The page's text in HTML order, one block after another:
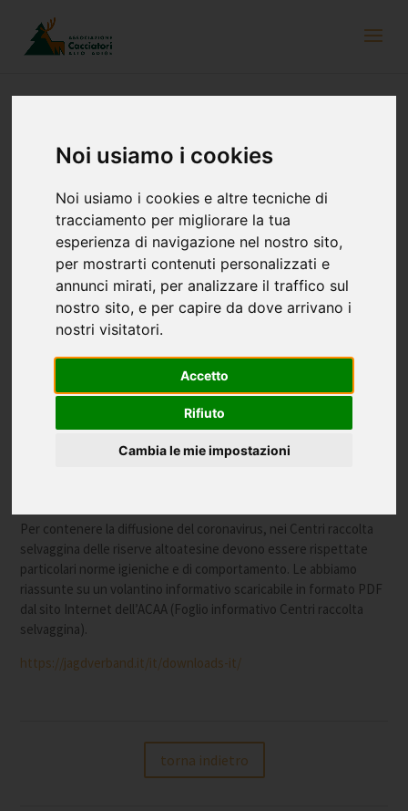
Noi usiamo i cookies
Noi usiamo i cookies e altre tecniche di
tracciamento per migliorare la tua
esperienza di navigazione nel nostro sito,
per mostrarti contenuti personalizzati e
annunci mirati, per analizzare il traffico sul
nostro sito, e per capire da dove arrivano i
nostri visitatori.
Accetto
Rifiuto
Cambia le mie impostazioni
Raccomandazioni per i Centri raccolta
8 maggio 2020
Per contenere la diffusione del coronavirus, nei Centri raccolta
selvaggina delle riserve altoatesine devono essere rispettate
particolari norme igieniche e di comportamento. Le abbiamo
riassunte su un volantino informativo scaricabile in formato PDF
dal sito Internet dell’ACAA (Foglio informativo Centri raccolta
selvaggina).
https://jagdverband.it/it/downloads-it/
torna indietro